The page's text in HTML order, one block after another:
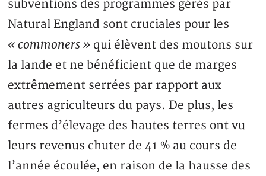
subventions des programmes gérés par
Natural England sont cruciales pour les
« commoners » qui élèvent des moutons sur
la lande et ne bénéficient que de marges
extrêmement serrées par rapport aux
autres agriculteurs du pays. De plus, les
fermes d’élevage des hautes terres ont vu
leurs revenus chuter de 41 % au cours de
l’année écoulée, en raison de la hausse des